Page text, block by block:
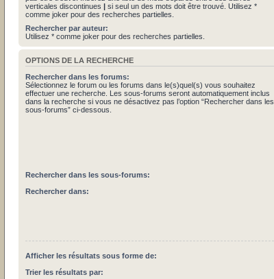
verticales discontinues | si seul un des mots doit être trouvé. Utilisez *
comme joker pour des recherches partielles.
Rechercher par auteur:
Utilisez * comme joker pour des recherches partielles.
OPTIONS DE LA RECHERCHE
Rechercher dans les forums:
Sélectionnez le forum ou les forums dans le(s)quel(s) vous souhaitez
effectuer une recherche. Les sous-forums seront automatiquement inclus
dans la recherche si vous ne désactivez pas l’option “Rechercher dans les
sous-forums” ci-dessous.
Rechercher dans les sous-forums:
Rechercher dans:
Afficher les résultats sous forme de:
Trier les résultats par: